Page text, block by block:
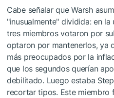
Cabe señalar que Warsh
"inusualmente" dividida: en la
tres miembros votaron por
optaron por mantenerlos, ya
más preocupados por la
que los segundos querían
debilitado. Luego estaba
recortar tipos. Este miembro